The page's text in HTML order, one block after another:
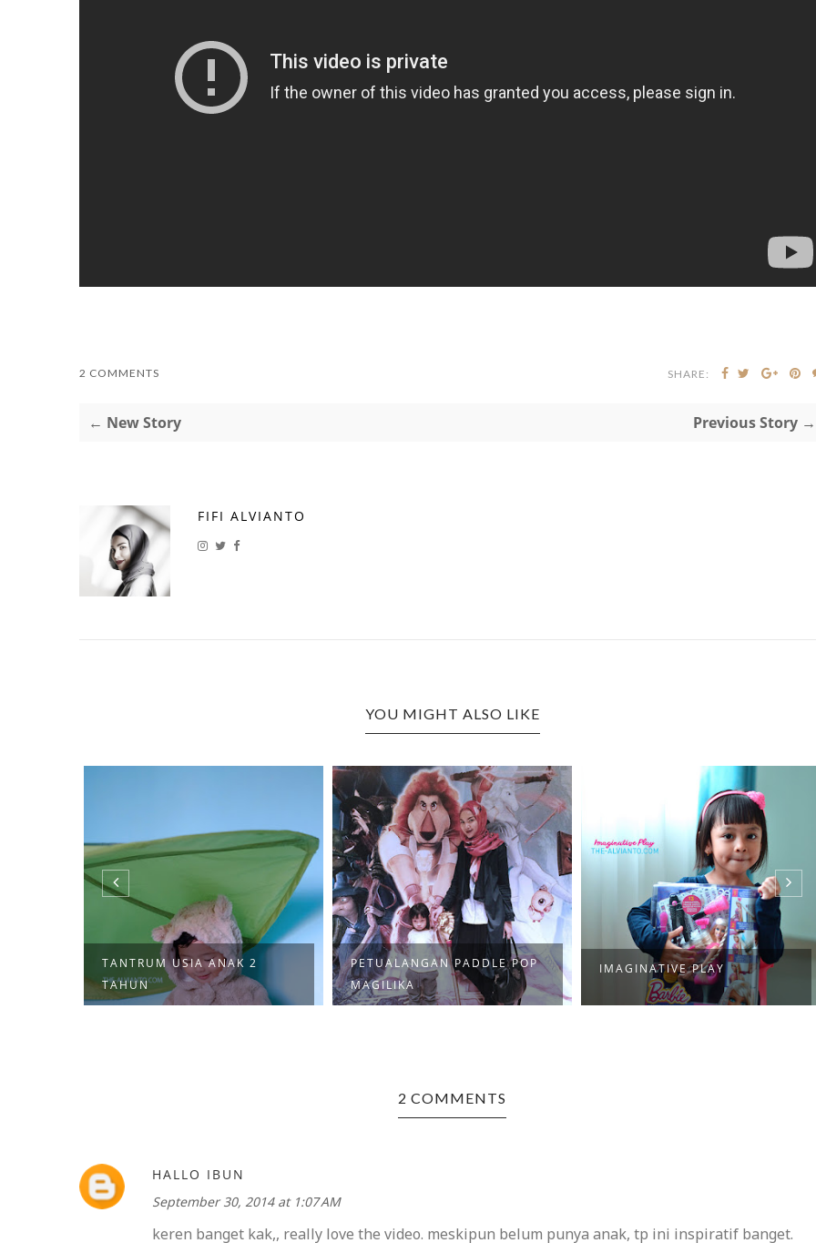
2 COMMENTS SHARE:
← New Story Previous Story →
FIFI ALVIANTO
YOU MIGHT ALSO LIKE
TANTRUM USIA ANAK 2
TAHUN
PETUALANGAN PADDLE POP
MAGILIKA
IMAGINATIVE PLAY
2 COMMENTS
HALLO IBUN
September 30, 2014 at 1:07 AM
keren banget kak,, really love the video. meskipun belum punya anak, tp ini inspiratif banget.